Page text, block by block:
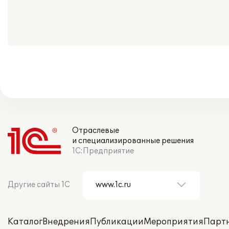
Отраслевые
и специализированные решения
1С:Предприятие
Другие сайты 1С
КаталогВнедренияПубликацииМероприятия